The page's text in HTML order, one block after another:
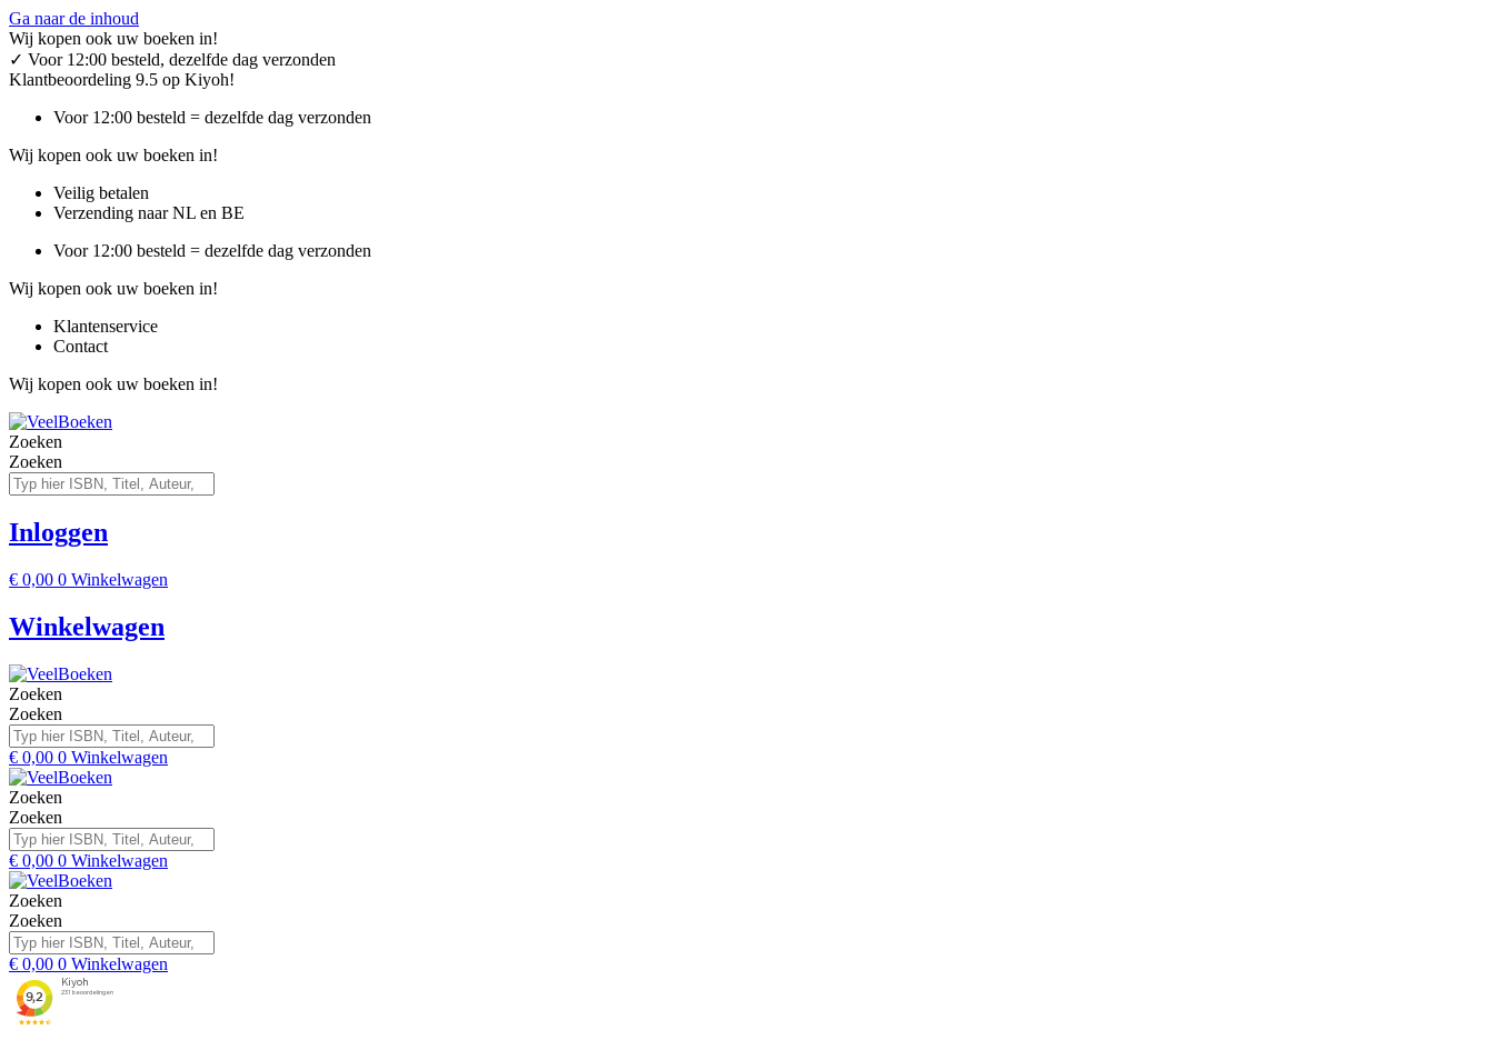
Ga naar de inhoud
Wij kopen ook uw boeken in!
✓ Voor 12:00 besteld, dezelfde dag verzonden
Klantbeoordeling 9.5 op Kiyoh!
Voor 12:00 besteld = dezelfde dag verzonden
Wij kopen ook uw boeken in!
Veilig betalen
Verzending naar NL en BE
Voor 12:00 besteld = dezelfde dag verzonden
Wij kopen ook uw boeken in!
Klantenservice
Contact
Wij kopen ook uw boeken in!
Zoeken
Zoeken
Inloggen
€ 0,00 0 Winkelwagen
Winkelwagen
Zoeken
Zoeken
€ 0,00 0 Winkelwagen
Zoeken
Zoeken
€ 0,00 0 Winkelwagen
Zoeken
Zoeken
€ 0,00 0 Winkelwagen